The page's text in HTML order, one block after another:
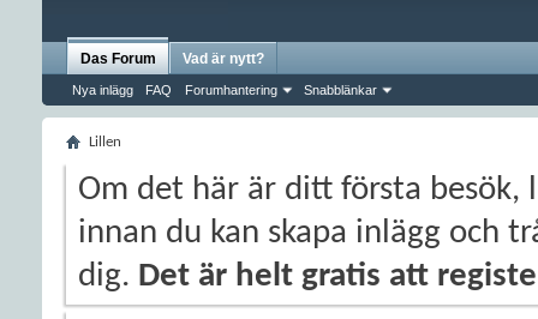
Das Forum
Nya inlägg FAQ Forumhantering Snabblänkar
Vad är nytt?
Lillen
Om det här är ditt första besök,
innan du kan skapa inlägg och
dig. Det är helt gratis att